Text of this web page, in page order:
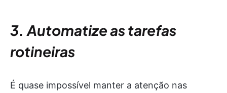
3. Automatize as tarefas
rotineiras
É quase impossível manter a atenção nas